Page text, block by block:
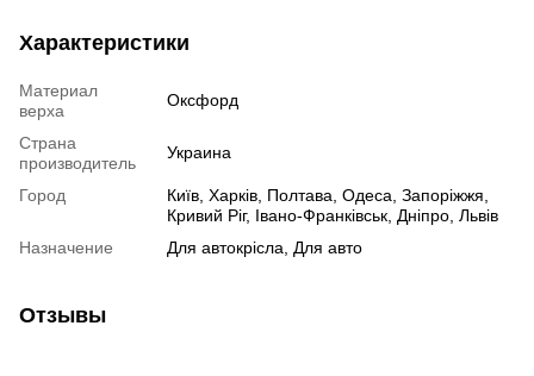
Характеристики
Материал
верха
Оксфорд
Страна
производитель
Украина
Город
Київ, Харків, Полтава, Одеса, Запоріжжя,
Кривий Ріг, Івано-Франківськ, Дніпро, Львів
Назначение
Для автокрісла, Для авто
Отзывы